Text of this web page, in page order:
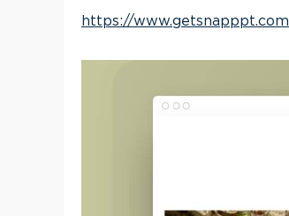
https://www.getsnapppt.com